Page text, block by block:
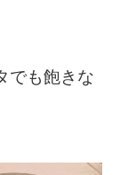
でも飽きな